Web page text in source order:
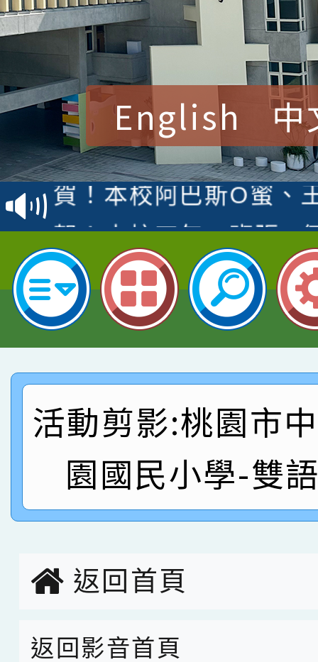
English 中
賀！本校參加桃園市中
賽 洪綺君教師榮獲社
名
賀！本校阿巴斯O蜜、
倩參加桃園市科展 國
名 指導老師王老師、
賀！本校四年二班張O
園市英語競賽國小朗讀
指導老師林老師
賀！本校參加桃園市中
賽 劉文瑛教師榮獲教
臺灣台語-第二名
賀！本校參與2026世
創客第三名。
賀！本校參加桃園市中
賽 洪綺君教師榮獲社
名
賀！本校阿巴斯O蜜、
倩參加桃園市科展 國
名 指導老師王老師、
賀！本校四年二班張O
園市英語競賽國小朗
指導老師林老師
賀！本校參加桃園市中
賽 劉文瑛教師榮獲教
賀！本校參與2026世
創客第三名。
活動剪影:桃園市
園國民小學-雙
返回首頁
返回影音首頁